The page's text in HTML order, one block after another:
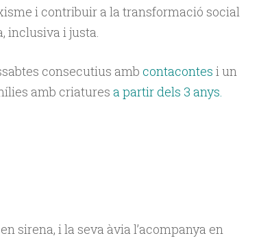
i contribuir a la transformació social
inclusiva i justa.
consecutius amb contacontes i un
amb criatures a partir dels 3 anys.
sirena, i la seva àvia l’acompanya en